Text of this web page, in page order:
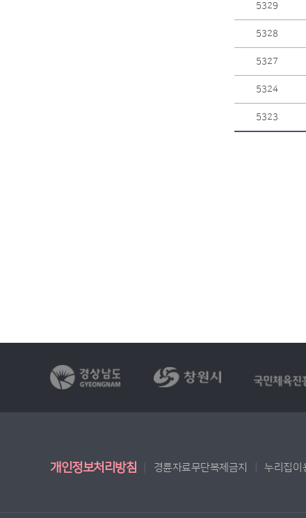
5329
5328
5327
5324
5323
개인정보처리방침 경륜자료무단복제금지 누리집이